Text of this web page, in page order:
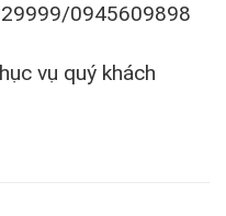
0945609898
vụ quý khách